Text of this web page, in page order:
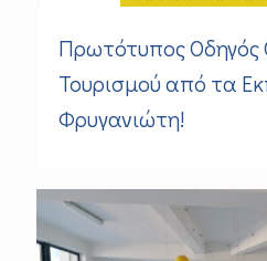
Πρωτότυπος Οδηγός
Τουρισμού από τα
Φρυγανιώτη!